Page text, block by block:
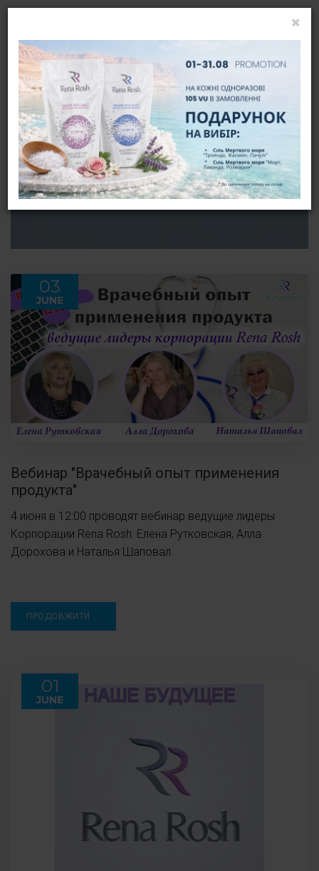
НОВИНИ
ГОЛОВНА НОВИНИ
03
JUNE
Вебинар "Врачебный опыт применения
продукта"
4 июня в 12:00 проводят вебинар ведущие лидеры
Корпорации Rena Rosh: Елена Рутковская, Алла
Дорохова и Наталья Шаповал
ПРОДОВЖИТИ ...
01
JUNE